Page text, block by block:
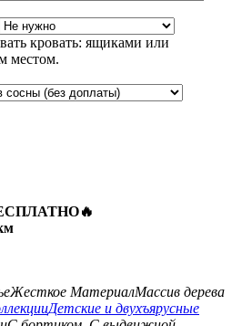
кровать: ящиками или
местом.
Жесткое МатериалМассив дерева
Детские и двухъярусные